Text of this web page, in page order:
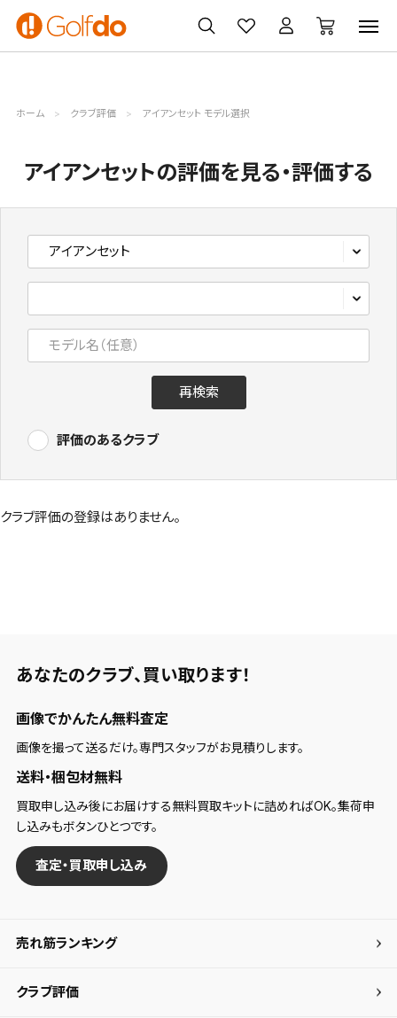
ゴルフ
クラブ
ゴルフ用品
買取
無料査定
クーポン
一覧
ホーム クラブ評価 アイアンセット モデル選択
アイアンセットの評価を見る・評価する
再検索
評価のあるクラブ
クラブ評価の登録はありません。
あなたのクラブ、 買い取ります！
画像でかんたん無料査定
画像を撮って送るだけ。専門スタッフがお見積りします。
送料・梱包材無料
買取申し込み後にお届けする無料買取キットに詰めればOK。集荷申
し込みもボタンひとつです。
査定・買取申し込み
売れ筋ランキング
クラブ評価